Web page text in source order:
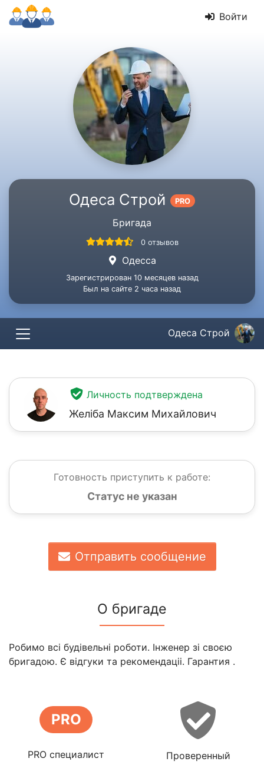
Войти
Одеса Строй PRO
Бригада
0 отзывов
Одесса
Зарегистрирован 10 месяцев назад
Был на сайте 2 часа назад
Одеса Строй
Личность подтверждена
Желіба Максим Михайлович
Готовность приступить к работе:
Статус не указан
Отправить сообщение
О бригаде
Робимо всі будівельні роботи. Інженер зі своєю
бригадою. Є відгуки та рекомендаціі. Гарантия .
PRO
PRO специалист Проверенный